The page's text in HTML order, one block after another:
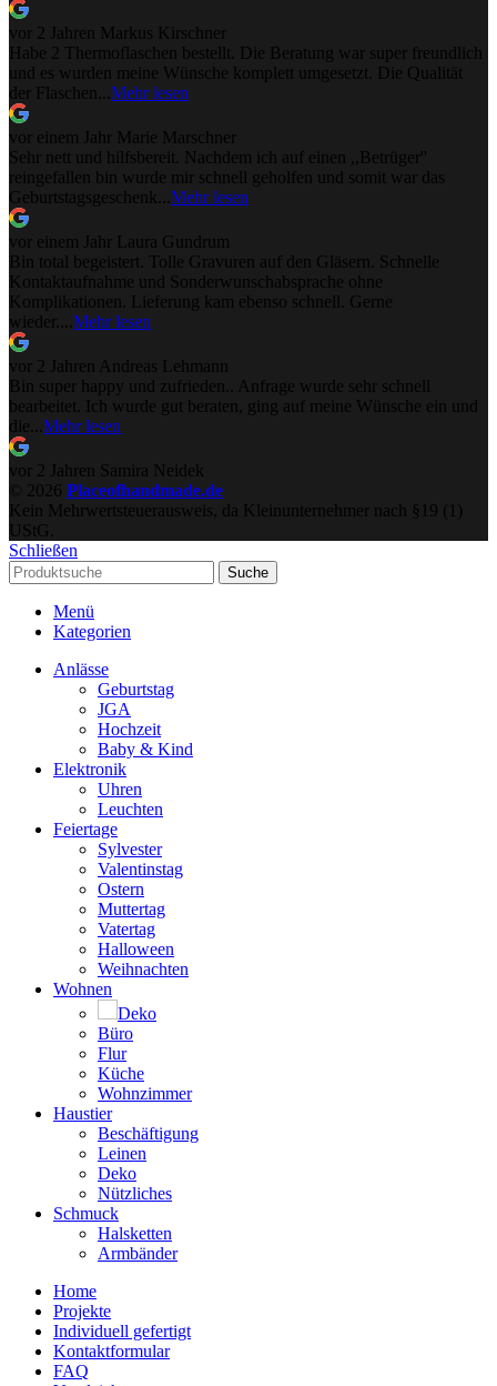
vor 2 Jahren Markus Kirschner
Habe 2 Thermoflaschen bestellt. Die Beratung war super freundlich
und es wurden meine Wünsche komplett umgesetzt. Die Qualität
der Flaschen... Mehr lesen
vor einem Jahr
Marie Marschner
Sehr nett und hilfsbereit. Nachdem ich auf einen ,,Betrüger''
reingefallen bin wurde mir schnell geholfen und somit war das
Geburtstagsgeschenk... Mehr lesen
vor einem Jahr
Laura Gundrum
Bin total begeistert. Tolle Gravuren auf den Gläsern. Schnelle
Kontaktaufnahme und Sonderwunschabsprache ohne
Komplikationen. Lieferung kam ebenso schnell. Gerne
wieder.... Mehr lesen
vor 2 Jahren Andreas Lehmann
Bin super happy und zufrieden.. Anfrage wurde sehr schnell
bearbeitet. Ich wurde gut beraten, ging auf meine Wünsche ein und
die... Mehr lesen
vor 2 Jahren Samira Neidek
© 2026 Placeofhandmade.de
Kein Mehrwertsteuerausweis, da Kleinunternehmer nach §19 (1)
UStG.
Schließen
Suche
Menü
Kategorien
Anlässe
Geburtstag
JGA
Hochzeit
Baby & Kind
Elektronik
Uhren
Leuchten
Feiertage
Sylvester
Valentinstag
Ostern
Muttertag
Vatertag
Halloween
Weihnachten
Wohnen
Deko
Büro
Flur
Küche
Wohnzimmer
Haustier
Beschäftigung
Leinen
Deko
Nützliches
Schmuck
Halsketten
Armbänder
Home
Projekte
Individuell gefertigt
Kontaktformular
FAQ